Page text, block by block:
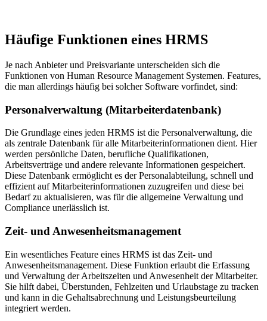
Häufige Funktionen eines HRMS
Je nach Anbieter und Preisvariante unterscheiden sich die
Funktionen von Human Resource Management Systemen. Features,
die man allerdings häufig bei solcher Software vorfindet, sind:
Personalverwaltung (Mitarbeiterdatenbank)
Die Grundlage eines jeden HRMS ist die Personalverwaltung, die
als zentrale Datenbank für alle Mitarbeiterinformationen dient. Hier
werden persönliche Daten, berufliche Qualifikationen,
Arbeitsverträge und andere relevante Informationen gespeichert.
Diese Datenbank ermöglicht es der Personalabteilung, schnell und
effizient auf Mitarbeiterinformationen zuzugreifen und diese bei
Bedarf zu aktualisieren, was für die allgemeine Verwaltung und
Compliance unerlässlich ist.
Zeit- und Anwesenheitsmanagement
Ein wesentliches Feature eines HRMS ist das Zeit- und
Anwesenheitsmanagement. Diese Funktion erlaubt die Erfassung
und Verwaltung der Arbeitszeiten und Anwesenheit der Mitarbeiter.
Sie hilft dabei, Überstunden, Fehlzeiten und Urlaubstage zu tracken
und kann in die Gehaltsabrechnung und Leistungsbeurteilung
integriert werden.